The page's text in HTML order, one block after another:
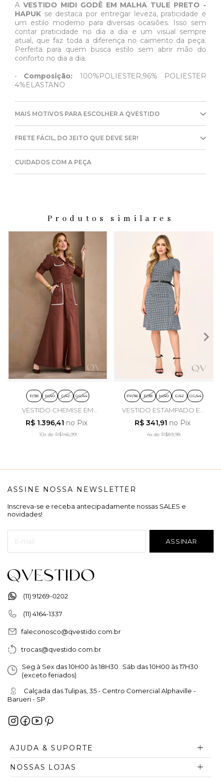
A VESTIDO MIDI GODÊ EM MALHA TULE PRETO -
HAPUK se destaca por entregar leveza, praticidade e
um estilo moderno para diversas ocasiões. Isso sem
contar praticidade no dia a dia e um visual sempre
atual, que faz toda a diferença no caimento da peça.
Perfeita para quem busca estilo sem abrir mão do
conforto no dia a dia.
• Composição: 100%POLIESTER,96% POLIESTER
4%ELASTANO
MAIS MOTIVOS PARA ESCOLHER A QVESTIDO
FRETE FÁCIL, DO JEITO QUE DEVE SER!
CUIDADOS COM A PEÇA
Produtos similares
P/38 M/40 G/42 GG/44
VESTIDO CHEMISE EM
VISCOSE MARROM CAFÉ -
ARTSY
R$ 1.396,41 no Pix
10xde R$146,99
PP/36 P/38 M/40 G/42 GG/44
VESTIDO ESTAMPADO EM
TECIDO PLANO PIED
POULE - LAURA ROSA
R$ 341,91 no Pix
4xde R$89,98
(11) 91269-0202
(11) 4164-1337
faleconosco@qvestido.com.br
trocas@qvestido.com.br
Seg à Sex das 10H00 às 18H30 Sáb das 10H00 às 17H30
(exceto feriados)
Calçada das Tulipas, 35 - Centro Comercial Alphaville -
Barueri - SP
AJUDA & SUPORTE
NOSSAS LOJAS
ASSINE NOSSA NEWSLETTER
Inscreva-se e receba antecipadamente nossas SALES e
novidades!